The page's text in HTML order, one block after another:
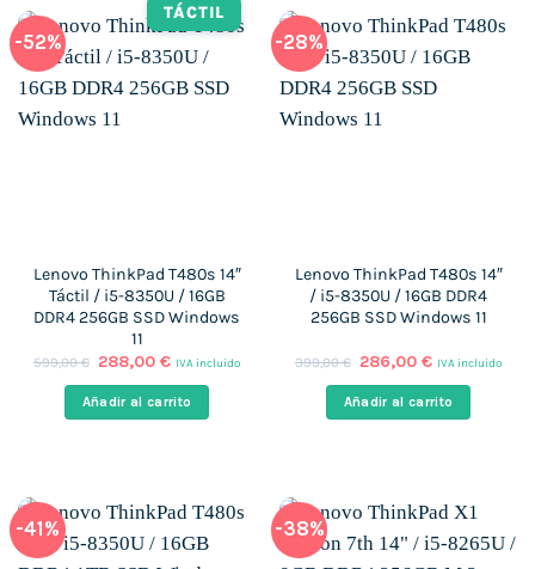
-52%
TÁCTIL
Lenovo ThinkPad T480s 14″
Táctil / i5-8350U / 16GB
DDR4 256GB SSD Windows
11
599,00€ El
original
era:
288,00€El
actual
es:
IVA incluido
Añadir al carrito
-28%
Lenovo ThinkPad T480s 14″
/ i5-8350U / 16GB DDR4
256GB SSD Windows 11
399,00€ El
original
era:
286,00€El
actual
es:
IVA incluido
Añadir al carrito
-41% -38%